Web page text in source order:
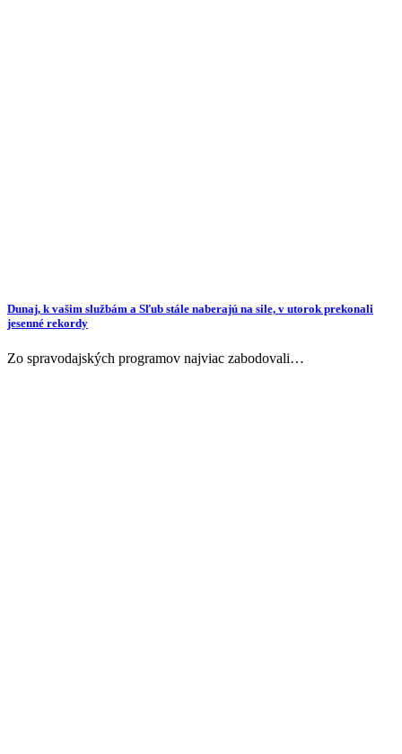
Dunaj, k vašim službám a Sľub stále naberajú na sile, v utorok prekonali
jesenné rekordy
Zo spravodajských programov najviac zabodovali…